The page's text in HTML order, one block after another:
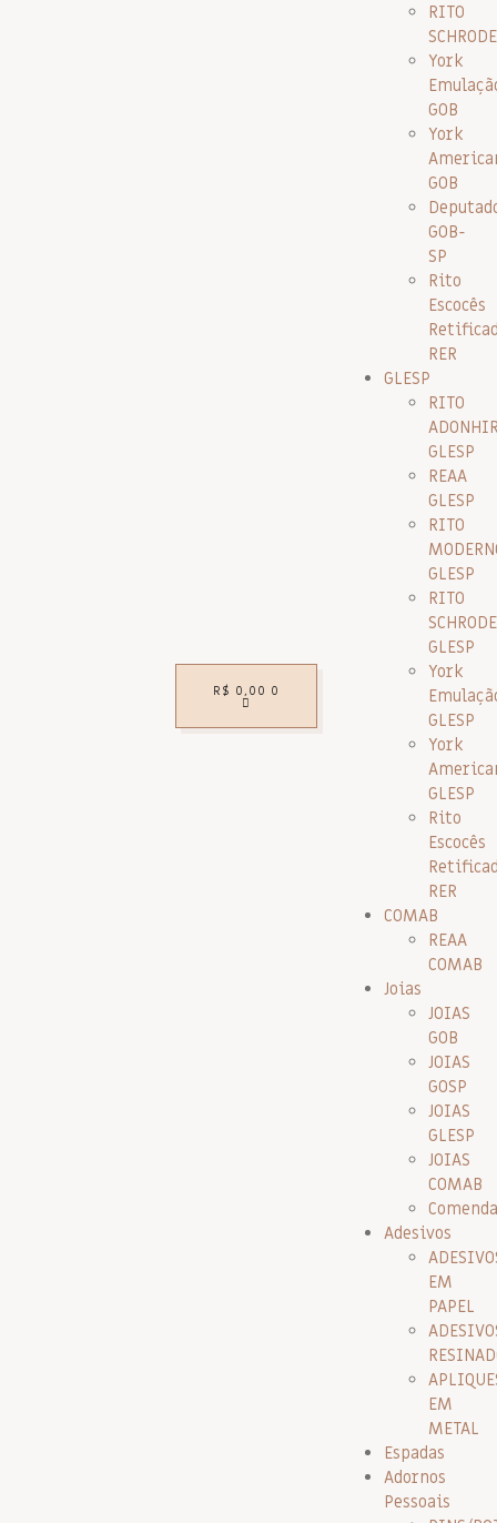
R$ 0,00 0
RITO
York
GOB
York
GOB
GOB-
SP
Rito
Escocês
RER
GLESP
RITO
GLESP
REAA
GLESP
RITO
GLESP
RITO
GLESP
York
GLESP
York
GLESP
Rito
Escocês
RER
COMAB
REAA
COMAB
Joias
JOIAS
GOB
JOIAS
GOSP
JOIAS
GLESP
JOIAS
COMAB
Adesivos
EM
PAPEL
EM
METAL
Espadas
Adornos
Pessoais